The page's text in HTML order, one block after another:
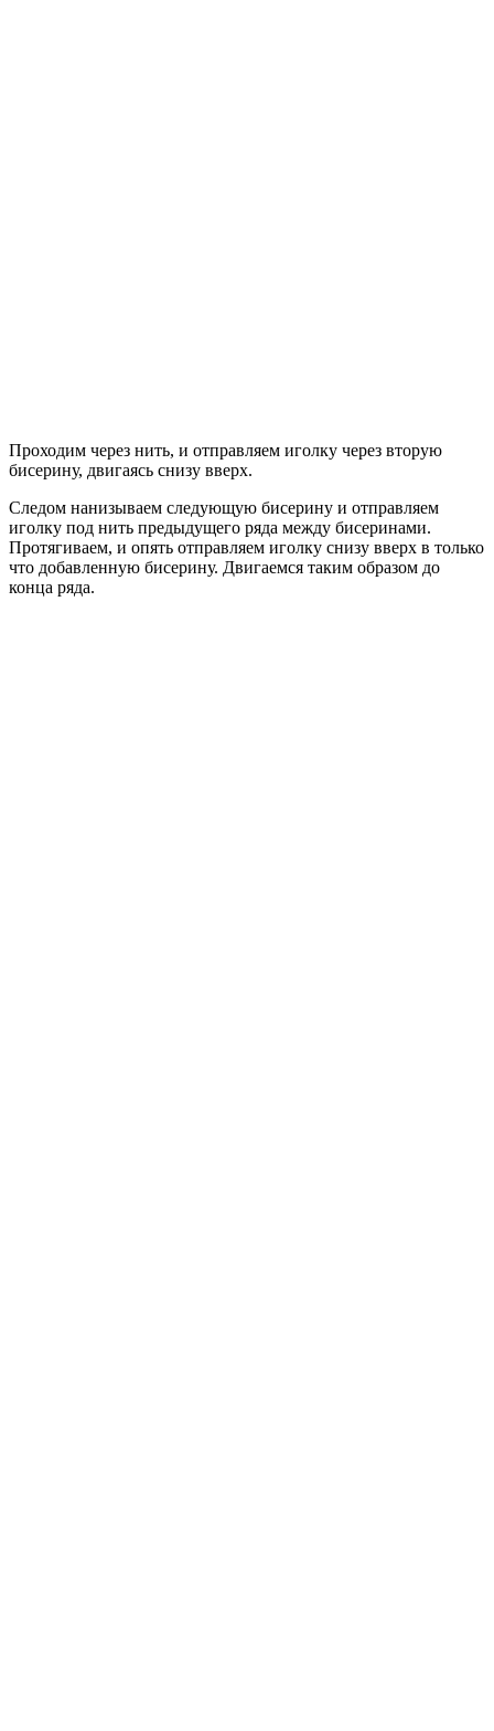
Проходим через нить, и отправляем иголку через вторую
бисерину, двигаясь снизу вверх.
Следом нанизываем следующую бисерину и отправляем
иголку под нить предыдущего ряда между бисеринами.
Протягиваем, и опять отправляем иголку снизу вверх в только
что добавленную бисерину. Двигаемся таким образом до
конца ряда.